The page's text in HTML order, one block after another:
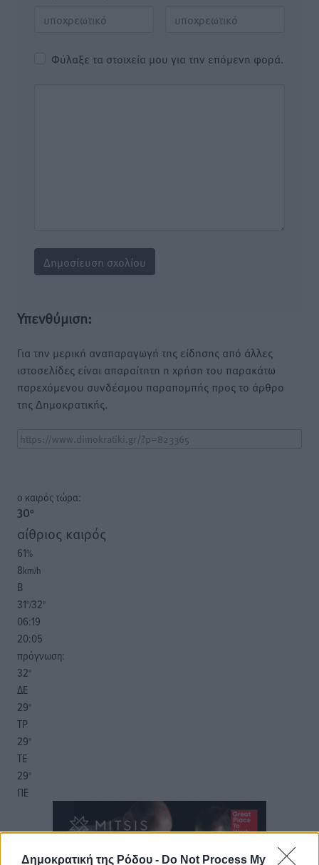
Δημοκρατική της Ρόδου - Do Not Process My
Φύλαξε τα στοιχεία μου για την επόμενη φορά.
Υπενθύμιση:
Για την μερική αναπαραγωγή της είδησης από άλλες
ιστοσελίδες είναι απαραίτητη η χρήση του παρακάτω
παρεχόμενου συνδέσμου παραπομπής προς το άρθρο
της Δημοκρατικής.
o καιρός τώρα:
30°
αίθριος καιρός
61%
8km/h
Β
31°/32°
06:19
20:05
πρόγνωση:
32°
ΔΕ
29°
ΤΡ
29°
ΤΕ
29°
ΠΕ